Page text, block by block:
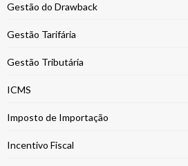
Gestão do Drawback
Gestão Tarifária
Gestão Tributária
ICMS
Imposto de Importação
Incentivo Fiscal